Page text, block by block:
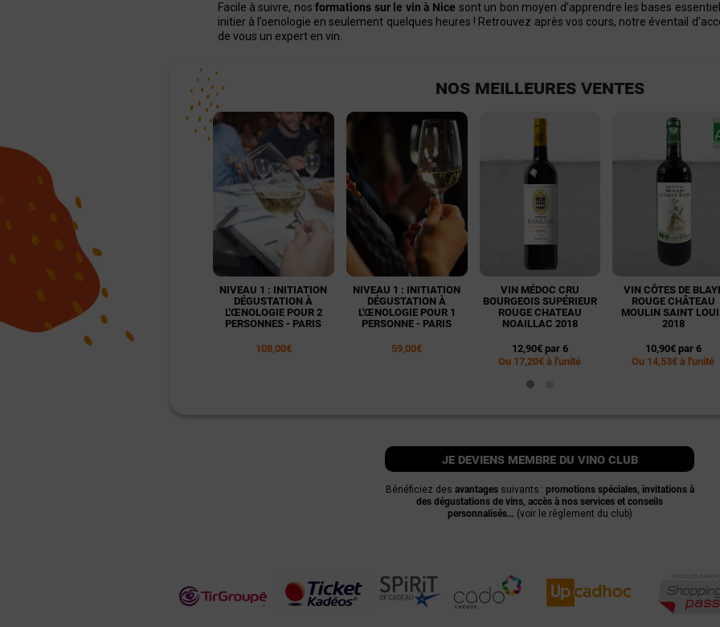
Facile à suivre, nosformations sur le vin à Nice sont un bon moyen d’apprendre les bases
initier à l’oenologie en seulement quelques heures ! Retrouvez après vos cours, notre éventail d’
de vous un expert en vin.
NOS MEILLEURES VENTES
NIVEAU 1 : INITIATION
DÉGUSTATION À
L'ŒNOLOGIE POUR 2
PERSONNES - PARIS
108,00€
NIVEAU 1 : INITIATION
DÉGUSTATION À
L'ŒNOLOGIE POUR 1
PERSONNE - PARIS
59,00€
VIN MÉDOC CRU
BOURGEOIS SUPÉRIEUR
ROUGE CHATEAU
NOAILLAC 2018
12,90€ par 6
Ou 17,20€ à l'unité
VIN CÔTES DE
ROUGE CHÂTEAU
MOULIN SAINT
2018
10,90€ par 6
Ou 14,53€ à l'unité
je deviens membre du vino club
Bénéficiez des avantagessuivants : promotions spéciales, invitations à
des dégustations de vins, accès à nos services et conseils
personnalisés… (voir le règlement du club)